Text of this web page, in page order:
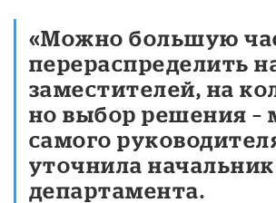
«Можно большую
перераспределить
заместителей, на
но выбор решения –
самого
уточнила начальник
департамента.